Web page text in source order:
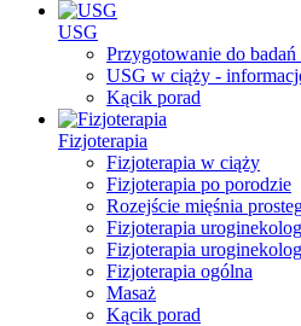
USG
Przygotowanie do
USG w ciąży -
Kącik porad
Fizjoterapia
Fizjoterapia w ciąży
Fizjoterapia po porodzie
Rozejście mięśnia
Fizjoterapia
Fizjoterapia
Fizjoterapia ogólna
Masaż
Kącik porad